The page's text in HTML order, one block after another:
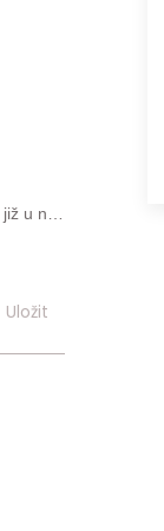
u nás
další
Uložit